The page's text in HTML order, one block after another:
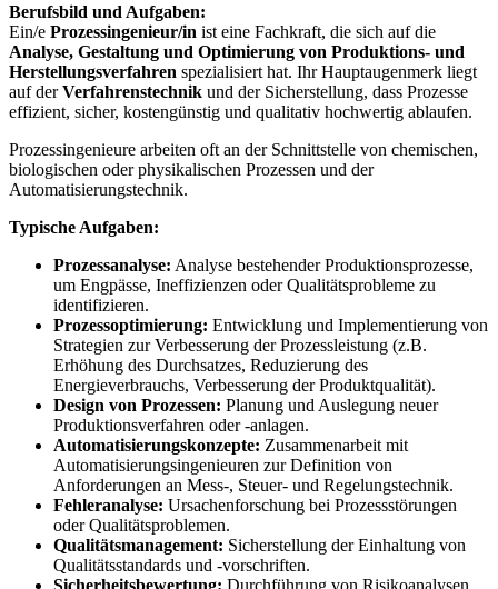
Berufsbild und Aufgaben:
Ein/e Prozessingenieur/in ist eine Fachkraft, die sich auf die
Analyse, Gestaltung und Optimierung von Produktions- und
Herstellungsverfahren spezialisiert hat. Ihr Hauptaugenmerk liegt
auf derVerfahrenstechnik und der Sicherstellung, dass Prozesse
effizient, sicher, kostengünstig und qualitativ hochwertig ablaufen.
Prozessingenieure arbeiten oft an der Schnittstelle von chemischen,
biologischen oder physikalischen Prozessen und der
Automatisierungstechnik.
Typische Aufgaben:
Prozessanalyse: Analyse bestehender Produktionsprozesse,
um Engpässe, Ineffizienzen oder Qualitätsprobleme zu
identifizieren.
Prozessoptimierung: Entwicklung und Implementierung von
Strategien zur Verbesserung der Prozessleistung (z.B.
Erhöhung des Durchsatzes, Reduzierung des
Energieverbrauchs, Verbesserung der Produktqualität).
Design von Prozessen: Planung und Auslegung neuer
Produktionsverfahren oder -anlagen.
Automatisierungskonzepte: Zusammenarbeit mit
Automatisierungsingenieuren zur Definition von
Anforderungen an Mess-, Steuer- und Regelungstechnik.
Fehleranalyse: Ursachenforschung bei Prozessstörungen
oder Qualitätsproblemen.
Qualitätsmanagement: Sicherstellung der Einhaltung von
Qualitätsstandards und -vorschriften.
Sicherheitsbewertung: Durchführung von Risikoanalysen